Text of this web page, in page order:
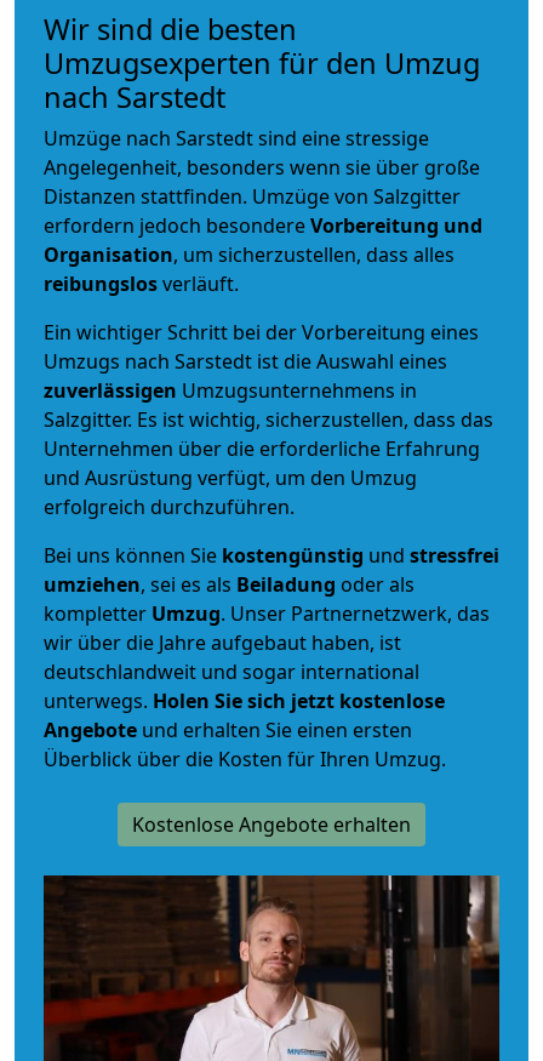
Wir sind die besten
Umzugsexperten für den Umzug
nach Sarstedt
Umzüge nach Sarstedt sind eine stressige
Angelegenheit, besonders wenn sie über große
Distanzen stattfinden. Umzüge von Salzgitter
erfordern jedoch besondereVorbereitung und
Organisation, um sicherzustellen, dass alles
reibungslosverläuft.
Ein wichtiger Schritt bei der Vorbereitung eines
Umzugs nach Sarstedt ist die Auswahl eines
zuverlässigen Umzugsunternehmens in
Salzgitter. Es ist wichtig, sicherzustellen, dass das
Unternehmen über die erforderliche Erfahrung
und Ausrüstung verfügt, um den Umzug
erfolgreich durchzuführen.
Bei uns können Sie kostengünstig und stressfrei
umziehen, sei es als Beiladung oder als
kompletter Umzug. Unser Partnernetzwerk, das
wir über die Jahre aufgebaut haben, ist
deutschlandweit und sogar international
unterwegs. Holen Sie sich jetzt kostenlose
Angebote und erhalten Sie einen ersten
Überblick über die Kosten für Ihren Umzug.
Kostenlose Angebote erhalten